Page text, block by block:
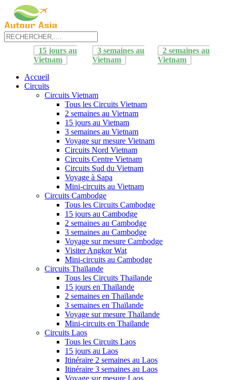
15 jours au
Vietnam
3 semaines au
Vietnam
2 semaines au
Vietnam
Accueil
Circuits
Circuits Vietnam
Tous les Circuits Vietnam
2 semaines au Vietnam
15 jours au Vietnam
3 semaines au Vietnam
Voyage sur mesure Vietnam
Circuits Nord Vietnam
Circuits Centre Vietnam
Circuits Sud du Vietnam
Voyage à Sapa
Mini-circuits au Vietnam
Circuits Cambodge
Tous les Circuits Cambodge
15 jours au Cambodge
2 semaines au Cambodge
3 semaines au Cambodge
Voyage sur mesure Cambodge
Visiter Angkor Wat
Mini-circuits au Cambodge
Circuits Thaïlande
Tous les Circuits Thaïlande
15 jours en Thaïlande
2 semaines en Thaïlande
3 semaines en Thaïlande
Voyage sur mesure Thaïlande
Mini-circuits en Thaïlande
Circuits Laos
Tous les Circuits Laos
15 jours au Laos
Itinéraire 2 semaines au Laos
Itinéraire 3 semaines au Laos
Voyage sur mesure Laos